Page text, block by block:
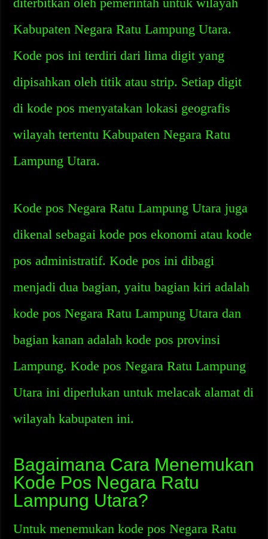
Kabupaten Negara Ratu Lampung Utara.
Kode pos ini terdiri dari lima digit yang
dipisahkan oleh titik atau strip. Setiap digit
di kode pos menyatakan lokasi geografis
wilayah tertentu Kabupaten Negara Ratu
Lampung Utara.
Kode pos Negara Ratu Lampung Utara juga
dikenal sebagai kode pos ekonomi atau kode
pos administratif. Kode pos ini dibagi
menjadi dua bagian, yaitu bagian kiri adalah
kode pos Negara Ratu Lampung Utara dan
bagian kanan adalah kode pos provinsi
Lampung. Kode pos Negara Ratu Lampung
Utara ini diperlukan untuk melacak alamat di
wilayah kabupaten ini.
Bagaimana Cara Menemukan
Kode Pos Negara Ratu
Lampung Utara?
Untuk menemukan kode pos Negara Ratu